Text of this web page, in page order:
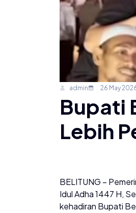
admin 26 May
Bupati
Lebih
BELITUNG –
Idul Adha 1447 H,
kehadiran Bupati